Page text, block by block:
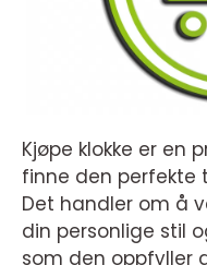
Kjøpe klokke er en
finne den perfekte
Det handler om å
din personlige stil
som den oppfyller